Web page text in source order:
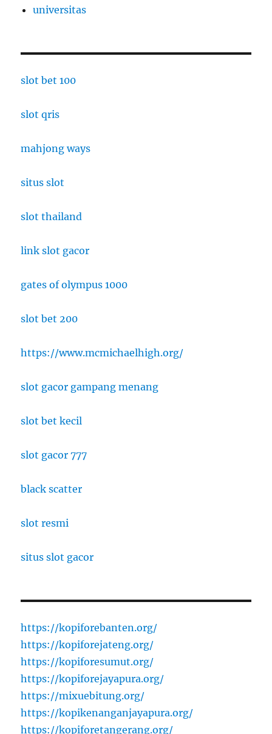
universitas
slot bet 100
slot qris
mahjong ways
situs slot
slot thailand
link slot gacor
gates of olympus 1000
slot bet 200
https://www.mcmichaelhigh.org/
slot gacor gampang menang
slot bet kecil
slot gacor 777
black scatter
slot resmi
situs slot gacor
https://kopiforebanten.org/
https://kopiforejateng.org/
https://kopiforesumut.org/
https://kopiforejayapura.org/
https://mixuebitung.org/
https://kopikenanganjayapura.org/
https://kopiforetangerang.org/